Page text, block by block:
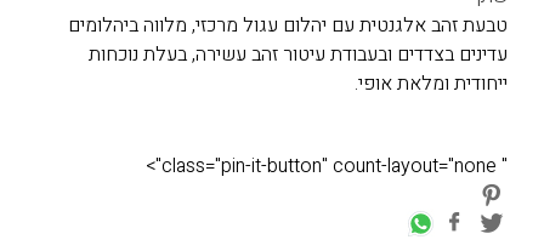
טבעת זהב אלגנטית עם יהלום עגול מרכזי, מלווה ביהלומים
עדינים בצדדים ובעבודת עיטור זהב עשירה, בעלת נוכחות
ייחודית ומלאת אופי.
" class="pin-it-button" count-layout="none">